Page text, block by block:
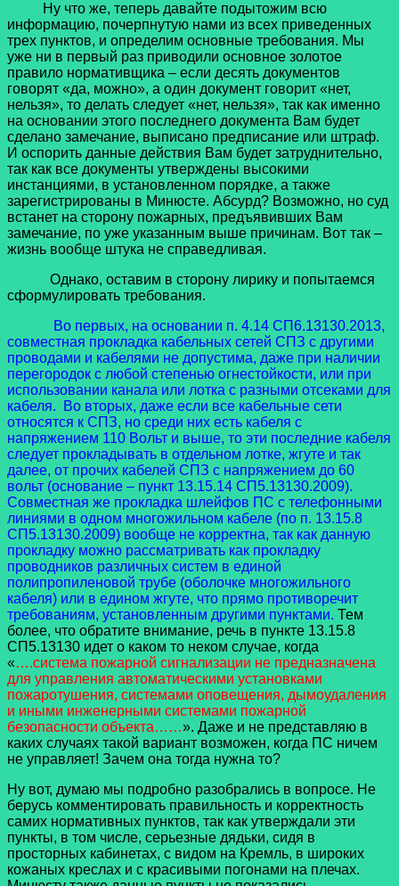
Ну что же, теперь давайте подытожим всю
информацию, почерпнутую нами из всех приведенных
трех пунктов, и определим основные требования. Мы
уже ни в первый раз приводили основное золотое
правило нормативщика – если десять документов
говорят «да, можно», а один документ говорит «нет,
нельзя», то делать следует «нет, нельзя», так как именно
на основании этого последнего документа Вам будет
сделано замечание, выписано предписание или штраф.
И оспорить данные действия Вам будет затруднительно,
так как все документы утверждены высокими
инстанциями, в установленном порядке, а также
зарегистрированы в Минюсте. Абсурд? Возможно, но суд
встанет на сторону пожарных, предъявивших Вам
замечание, по уже указанным выше причинам. Вот так –
жизнь вообще штука не справедливая.
Однако, оставим в сторону лирику и попытаемся
сформулировать требования.
Во первых, на основании п. 4.14 СП6.13130.2013,
совместная прокладка кабельных сетей СПЗ с другими
проводами и кабелями не допустима, даже при наличии
перегородок с любой степенью огнестойкости, или при
использовании канала или лотка с разными отсеками для
кабеля. Во вторых, даже если все кабельные сети
относятся к СПЗ, но среди них есть кабеля с
напряжением 110 Вольт и выше, то эти последние кабеля
следует прокладывать в отдельном лотке, жгуте и так
далее, от прочих кабелей СПЗ с напряжением до 60
вольт (основание – пункт 13.15.14 СП5.13130.2009).
Совместная же прокладка шлейфов ПС с телефонными
линиями в одном многожильном кабеле (по п. 13.15.8
СП5.13130.2009) вообще не корректна, так как данную
прокладку можно рассматривать как прокладку
проводников различных систем в единой
полипропиленовой трубе (оболочке многожильного
кабеля) или в едином жгуте, что прямо противоречит
требованиям, установленным другими пунктами. Тем
более, что обратите внимание, речь в пункте 13.15.8
СП5.13130 идет о каком то неком случае, когда
«….система пожарной сигнализации не предназначена
для управления автоматическими установками
пожаротушения, системами оповещения, дымоудаления
и иными инженерными системами пожарной
безопасности объекта……». Даже и не представляю в
каких случаях такой вариант возможен, когда ПС ничем
не управляет! Зачем она тогда нужна то?
Ну вот, думаю мы подробно разобрались в вопросе. Не
берусь комментировать правильность и корректность
самих нормативных пунктов, так как утверждали эти
пункты, в том числе, серьезные дядьки, сидя в
просторных кабинетах, с видом на Кремль, в широких
кожаных креслах и с красивыми погонами на плечах.